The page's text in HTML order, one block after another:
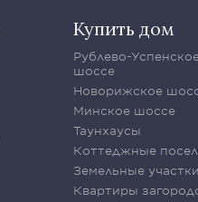
Купить дом
Рублево-
шоссе
Новорижское
Минское шоссе
Таунхаусы
Коттеджные
Земельные участки
Квартиры